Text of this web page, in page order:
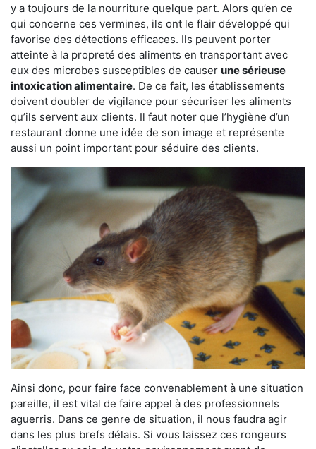
y a toujours de la nourriture quelque part. Alors qu’en ce
qui concerne ces vermines, ils ont le flair développé qui
favorise des détections efficaces. Ils peuvent porter
atteinte à la propreté des aliments en transportant avec
eux des microbes susceptibles de causer une sérieuse
intoxication alimentaire. De ce fait, les établissements
doivent doubler de vigilance pour sécuriser les aliments
qu’ils servent aux clients. Il faut noter que l’hygiène d’un
restaurant donne une idée de son image et représente
aussi un point important pour séduire des clients.
Ainsi donc, pour faire face convenablement à une situation
pareille, il est vital de faire appel à des professionnels
aguerris. Dans ce genre de situation, il nous faudra agir
dans les plus brefs délais. Si vous laissez ces rongeurs